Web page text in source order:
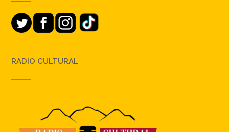
RADIO CULTURAL